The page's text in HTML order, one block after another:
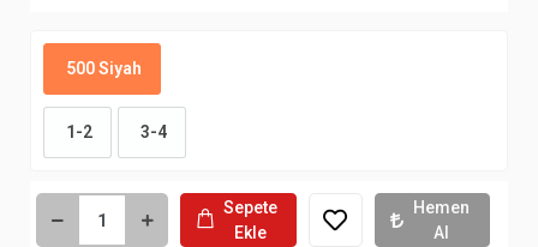
500 Siyah
1-2 3-4
Sepete
Ekle
Hemen
Al